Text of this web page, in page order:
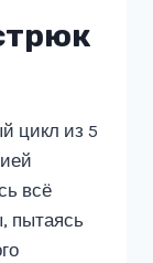
цикл из 5
всё
пытаясь